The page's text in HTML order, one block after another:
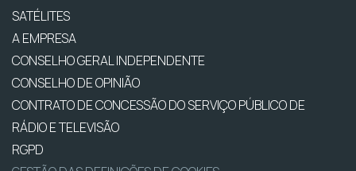
SATÉLITES
A EMPRESA
CONSELHO GERAL INDEPENDENTE
CONSELHO DE OPINIÃO
CONTRATO DE CONCESSÃO DO SERVIÇO PÚBLICO DE
RÁDIO E TELEVISÃO
RGPD